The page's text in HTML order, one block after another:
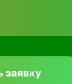
заявку